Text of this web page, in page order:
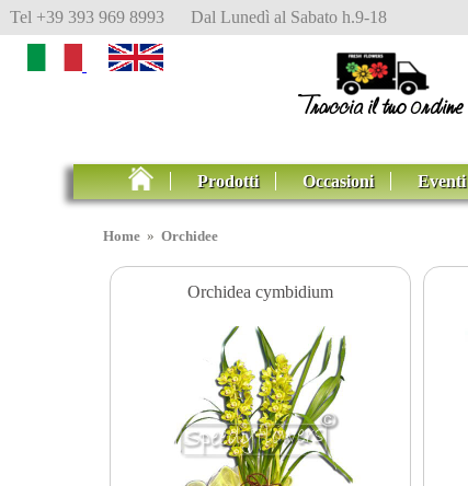
Tel +39 393 969 8993 Dal Lunedì al Sabato h.9-18
Prodotti Occasioni Eventi
Home »Orchidee
Orchidea cymbidium